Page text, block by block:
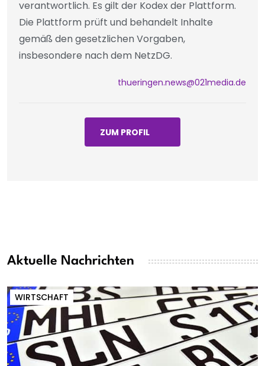
verantwortlich. Es gilt der Kodex der Plattform.
Die Plattform prüft und behandelt Inhalte
gemäß den gesetzlichen Vorgaben,
insbesondere nach dem NetzDG.
thueringen.news@021media.de
ZUM PROFIL
Aktuelle Nachrichten
WIRTSCHAFT